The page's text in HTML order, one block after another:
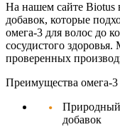
На нашем сайте Biotus
добавок, которые
омега-3 для волос до
сосудистого
проверенных
Преимущества омега-3
Природный
добавок